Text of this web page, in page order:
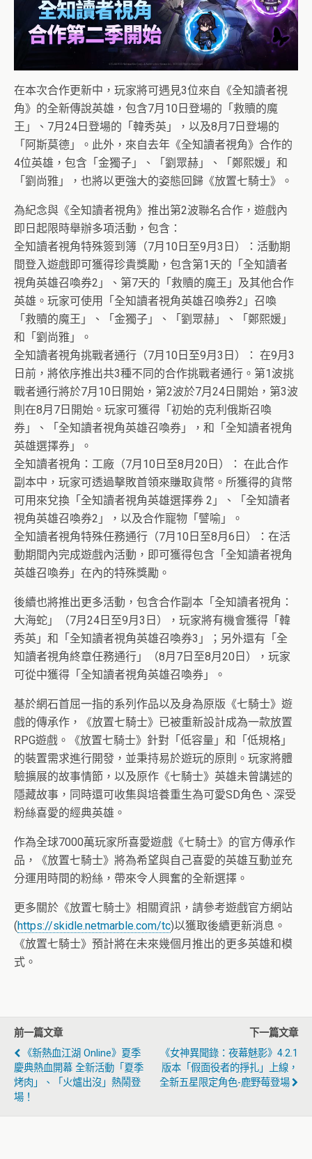
在本次合作更新中，玩家將可遇見3位來自《全知讀者視
角》的全新傳說英雄，包含7月10日登場的「救贖的魔
王」、7月24日登場的「韓秀英」，以及8月7日登場的
「阿斯莫德」。此外，來自去年《全知讀者視角》合作的
4位英雄，包含「金獨子」、「劉眾赫」、「鄭熙媛」和
「劉尚雅」，也將以更強大的姿態回歸《放置七騎士》。
為紀念與《全知讀者視角》推出第2波聯名合作，遊戲內
即日起限時舉辦多項活動，包含：
全知讀者視角特殊簽到簿（7月10日至9月3日）：活動期
間登入遊戲即可獲得珍貴獎勵，包含第1天的「全知讀者
視角英雄召喚券2」、第7天的「救贖的魔王」及其他合作
英雄。玩家可使用「全知讀者視角英雄召喚券2」召喚
「救贖的魔王」、「金獨子」、「劉眾赫」、「鄭熙媛」
和「劉尚雅」。
全知讀者視角挑戰者通行（7月10日至9月3日）： 在9月3
日前，將依序推出共3種不同的合作挑戰者通行。第1波挑
戰者通行將於7月10日開始，第2波於7月24日開始，第3波
則在8月7日開始。玩家可獲得「初始的克利俄斯召喚
券」、「全知讀者視角英雄召喚券」，和「全知讀者視角
英雄選擇券」。
全知讀者視角：工廠（7月10日至8月20日）： 在此合作
副本中，玩家可透過擊敗首領來賺取貨幣。所獲得的貨幣
可用來兌換「全知讀者視角英雄選擇券 2」、「全知讀者
視角英雄召喚券2」，以及合作寵物「譬喻」。
全知讀者視角特殊任務通行（7月10日至8月6日）：在活
動期間內完成遊戲內活動，即可獲得包含「全知讀者視角
英雄召喚券」在內的特殊獎勵。
後續也將推出更多活動，包含合作副本「全知讀者視角：
大海蛇」（7月24日至9月3日），玩家將有機會獲得「韓
秀英」和「全知讀者視角英雄召喚券3」；另外還有「全
知讀者視角終章任務通行」（8月7日至8月20日），玩家
可從中獲得「全知讀者視角英雄召喚券」。
基於網石首屈一指的系列作品以及身為原版《七騎士》遊
戲的傳承作，《放置七騎士》已被重新設計成為一款放置
RPG遊戲。《放置七騎士》針對「低容量」和「低規格」
的裝置需求進行開發，並秉持易於遊玩的原則。玩家將體
驗擴展的故事情節，以及原作《七騎士》英雄未曾講述的
隱藏故事，同時還可收集與培養重生為可愛SD角色、深受
粉絲喜愛的經典英雄。
作為全球7000萬玩家所喜愛遊戲《七騎士》的官方傳承作
品，《放置七騎士》將為希望與自己喜愛的英雄互動並充
分運用時間的粉絲，帶來令人興奮的全新選擇。
更多關於《放置七騎士》相關資訊，請參考遊戲官方網站
(https://skidle.netmarble.com/tc)以獲取後續更新消息。
《放置七騎士》預計將在未來幾個月推出的更多英雄和模
式。
前一篇文章
《新熱血江湖 Online》夏季
慶典熱血開幕 全新活動「夏季
烤肉」、「火爐出沒」熱鬧登
場！
下一篇文章
《女神異聞錄：夜幕魅影》4.2.1
版本「假面役者的掙扎」上線，
全新五星限定角色-鹿野莓登場